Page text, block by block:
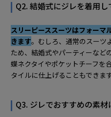
Q2. 結婚式にジレを着用し
スリーピーススーツはフォーマ
きます。むしろ、通常のスーツ
ため、結婚式やパーティーなど
蝶ネクタイやポケットチーフを
タイルに仕上げることもできます
Q3. ジレでおすすめの素材